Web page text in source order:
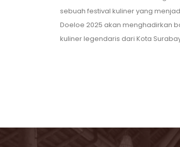
sebuah festival kuliner yang
Doeloe 2025 akan menghadirkan
kuliner legendaris dari Kota